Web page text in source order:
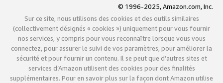
© 1996-2025, Amazon.com, Inc.
Sur ce site, nous utilisons des cookies et des outils similaires
(collectivement désignés « cookies ») uniquement pour vous fournir
nos services, y compris pour vous reconnaître lorsque vous vous
connectez, pour assurer le suivi de vos paramètres, pour améliorer la
sécurité et pour fournir un contenu. Il se peut que d’autres sites et
services d’Amazon utilisent des cookies pour des finalités
supplémentaires. Pour en savoir plus sur la façon dont Amazon utilise